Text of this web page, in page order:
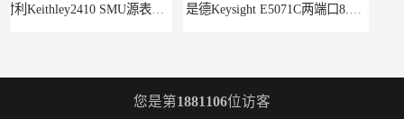
是德Keysight E5071C两端口8.5G租赁
您是第1881106位访客